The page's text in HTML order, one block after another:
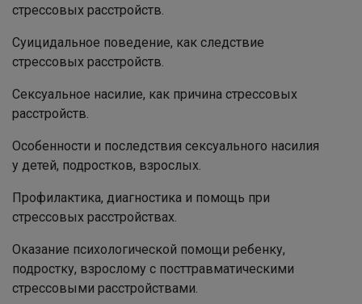
стрессовых расстройств.
Суицидальное поведение, как следствие
стрессовых расстройств.
Сексуальное насилие, как причина стрессовых
расстройств.
Особенности и последствия сексуального насилия
у детей, подростков, взрослых.
Профилактика, диагностика и помощь при
стрессовых расстройствах.
Оказание психологической помощи ребенку,
подростку, взрослому с посттравматическими
стрессовыми расстройствами.